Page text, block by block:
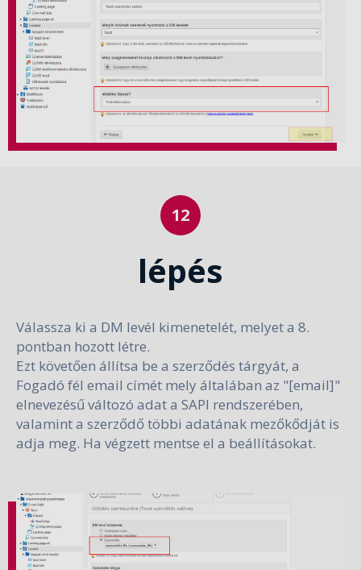
lépés
Válassza ki a DM levél kimenetelét, melyet a 8.
pontban hozott létre.
Ezt követően állítsa be a szerződés tárgyát, a
Fogadó fél email címét mely általában az "[email]"
elnevezésű változó adat a SAPI rendszerében,
valamint a szerződő többi adatának mezőkődját is
adja meg. Ha végzett mentse el a beállításokat.